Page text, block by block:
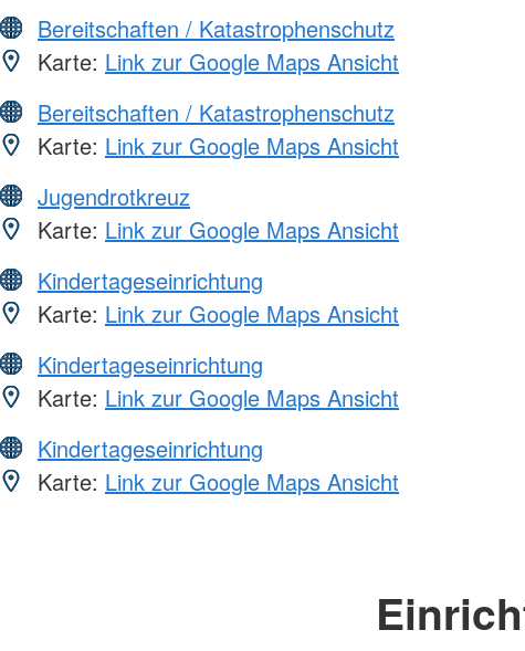
Bereitschaften / Katastrophenschutz
Karte: Link zur Google Maps Ansicht
Bereitschaften / Katastrophenschutz
Karte: Link zur Google Maps Ansicht
Jugendrotkreuz
Karte: Link zur Google Maps Ansicht
Kindertageseinrichtung
Karte: Link zur Google Maps Ansicht
Kindertageseinrichtung
Karte: Link zur Google Maps Ansicht
Kindertageseinrichtung
Karte: Link zur Google Maps Ansicht